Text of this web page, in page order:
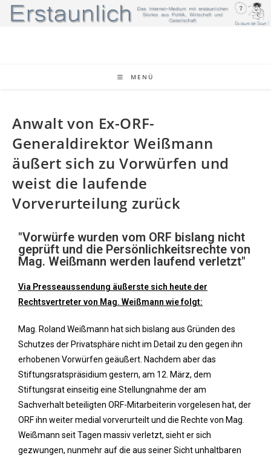
MENÜ
Anwalt von Ex-ORF-
Generaldirektor Weißmann
äußert sich zu Vorwürfen und
weist die laufende
Vorverurteilung zurück
"Vorwürfe wurden vom ORF bislang nicht
geprüft und die Persönlichkeitsrechte von
Mag. Weißmann werden laufend verletzt"
Via Presseaussendung äußerste sich heute der
Rechtsvertreter von Mag. Weißmann wie folgt:
Mag. Roland Weißmann hat sich bislang aus Gründen des
Schutzes der Privatsphäre nicht im Detail zu den gegen ihn
erhobenen Vorwürfen geäußert. Nachdem aber das
Stiftungsratspräsidium gestern, am 12. März, dem
Stiftungsrat einseitig eine Stellungnahme der am
Sachverhalt beteiligten ORF-Mitarbeiterin vorgelesen hat, der
ORF ihn weiter medial vorverurteilt und die Rechte von Mag.
Weißmann seit Tagen massiv verletzt, sieht er sich
gezwungen, nunmehr auf die aus seiner Sicht unhaltbaren